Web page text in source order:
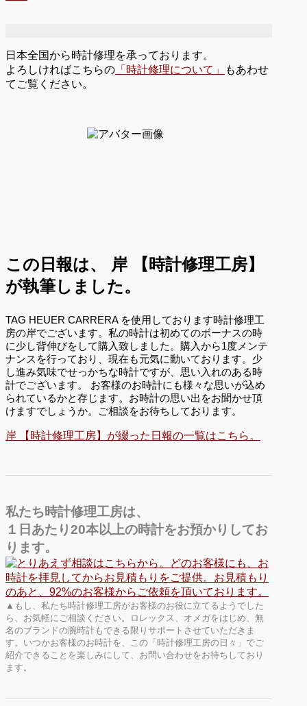
日本全国から時計修理を承っております。
よろしければこちらの 「時計修理について」
もあわせ
てご覧ください。
この日報は、
岸 【時計修理工房】
が執筆しました。
TAG HEUER CARRERA を使用しております時計修理工
房の岸でございます。私の時計は初めてのボーナスの時
に少し背伸びをして購入致しました。購入から1度メンテ
ナンスを行っており、現在も元気に動いております。少
し進み気味でせっかちな時計ですが、思い入れのある時
計でございます。 お客様のお時計にも様々な思いが込め
られているかと存じます。お時計の思い出をお聞かせ頂
けますでしょうか。ご相談をお待ちしております。
岸 【時計修理工房】が綴った日報の一覧はこちら。
私たち時計修理工房は、
１日あたり20本以上の時計をお預かりしてお
ります。
▲もし、私たち時計修理工房がお客様のお役に立てるようでした
ら、お気軽にご相談ください。ロレックス、オメガをはじめ、無
名のブランドの腕時計もできる限りサポートさせていただきま
す。いつかお客様のお時計を、この「時計修理工房の日々」でご
紹介できることを楽しみにして、お問い合わせをお待ちしており
ます。